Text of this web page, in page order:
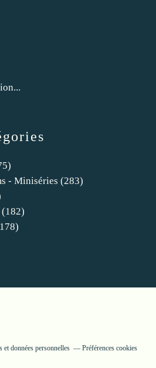
- Miniséries (283)
(182)
et données personnelles Préférences cookies